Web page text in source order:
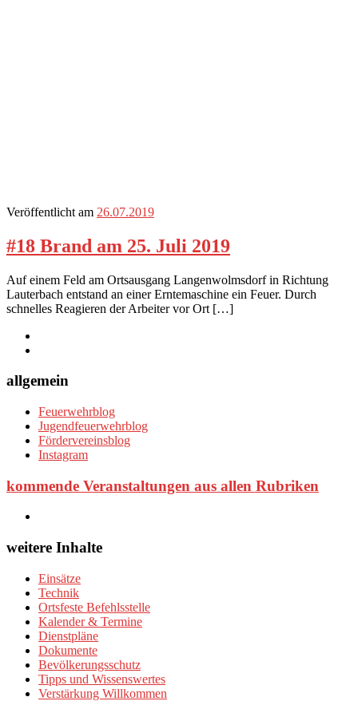
Veröffentlicht am 26.07.2019
#18 Brand am 25. Juli 2019
Auf einem Feld am Ortsausgang Langenwolmsdorf in Richtung
Lauterbach entstand an einer Erntemaschine ein Feuer. Durch
schnelles Reagieren der Arbeiter vor Ort […]
allgemein
Feuerwehrblog
Jugendfeuerwehrblog
Fördervereinsblog
Instagram
kommende Veranstaltungen aus allen Rubriken
weitere Inhalte
Einsätze
Technik
Ortsfeste Befehlsstelle
Kalender & Termine
Dienstpläne
Dokumente
Bevölkerungsschutz
Tipps und Wissenswertes
Verstärkung Willkommen